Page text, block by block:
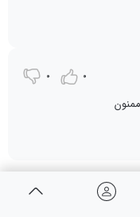
0
0